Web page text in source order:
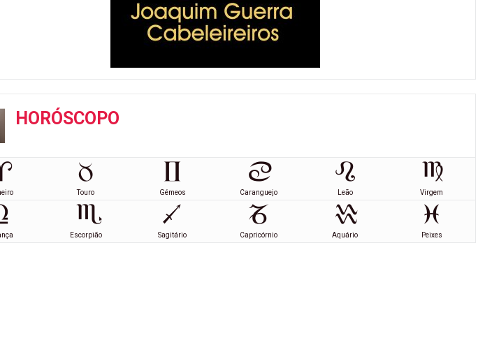
HORÓSCOPO
Touro Gémeos Caranguejo Leão Virgem
Escorpião Sagitário Capricórnio Aquário Peixes